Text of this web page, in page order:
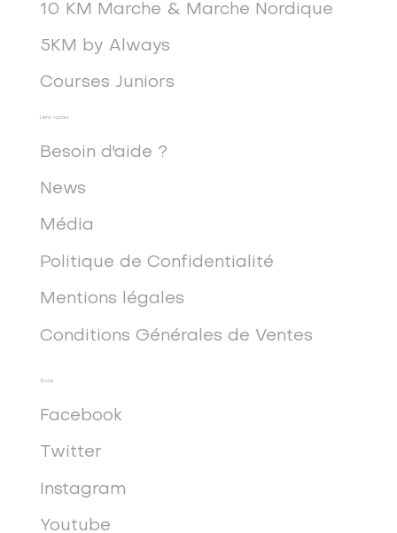
10 KM Marche & Marche Nordique
5KM by Always
Courses Juniors
Liens rapides
Besoin d'aide ?
News
Média
Mentions légales
Politique de Confidentialité
Conditions Générales de Ventes
Social
Facebook
Twitter
Instagram
Youtube